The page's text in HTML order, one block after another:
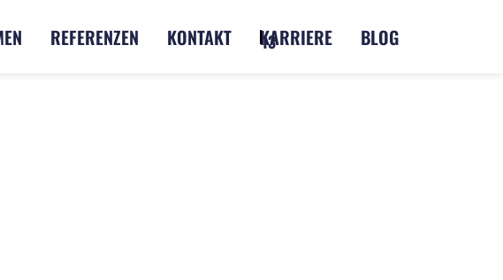
REFERENZEN KONTAKT KARRIERE BLOG